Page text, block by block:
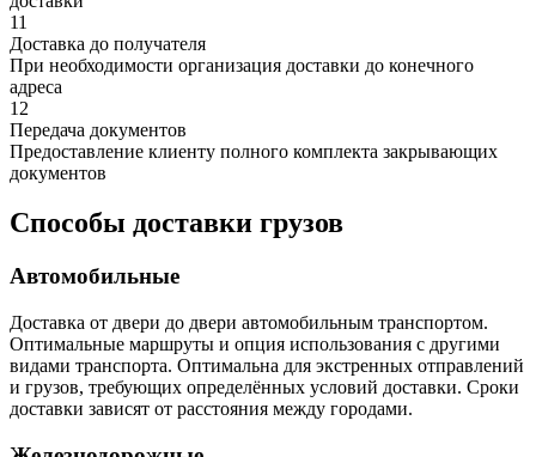
11
Доставка до получателя
При необходимости организация доставки до конечного
адреса
12
Передача документов
Предоставление клиенту полного комплекта закрывающих
документов
Способы доставки грузов
Автомобильные
Доставка от двери до двери автомобильным транспортом.
Оптимальные маршруты и опция использования с другими
видами транспорта. Оптимальна для экстренных отправлений
и грузов, требующих определённых условий доставки. Сроки
доставки зависят от расстояния между городами.